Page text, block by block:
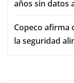
años sin datos
Copeco afirma
la seguridad